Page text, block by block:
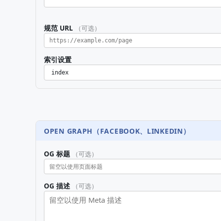
规范 URL （可选）
索引设置
OPEN GRAPH（FACEBOOK、LINKEDIN）
OG 标题 （可选）
OG 描述 （可选）